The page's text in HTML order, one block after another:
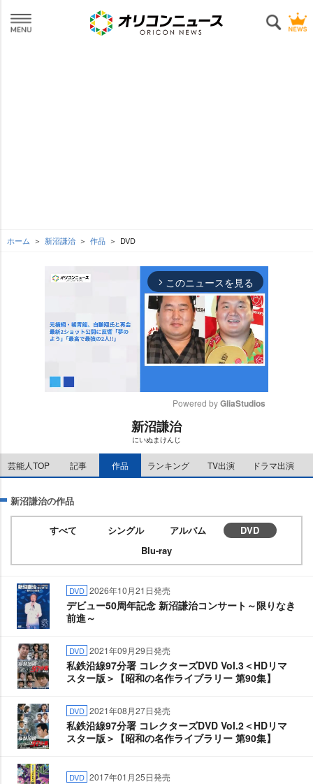
ホーム 新沼謙治 作品 DVD
arrow_forward_ios このニュースを見る
e
Powered by GliaStudios
新沼謙治
にいぬまけんじ
芸能人TOP 記事 作品 ランキング TV出演 ドラマ出演
新沼謙治の作品
すべて シングル アルバム
DVD
Blu-ray
DVD 2026年10月21日発売
デビュー50周年記念 新沼謙治コンサート～限りなき
前進～
DVD 2021年09月29日発売
私鉄沿線97分署 コレクターズDVD Vol.3＜HDリマ
スター版＞【昭和の名作ライブラリー 第90集】
DVD 2021年08月27日発売
私鉄沿線97分署 コレクターズDVD Vol.2＜HDリマ
スター版＞【昭和の名作ライブラリー 第90集】
DVD 2017年01月25日発売